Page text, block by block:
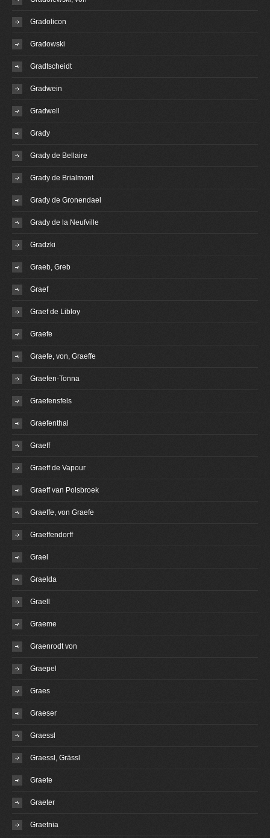
Gradolicon
Gradowski
Gradtscheidt
Gradwein
Gradwell
Grady
Grady de Bellaire
Grady de Brialmont
Grady de Gronendael
Grady de la Neufville
Gradzki
Graeb, Greb
Graef
Graef de Libloy
Graefe
Graefe, von, Graeffe
Graefen-Tonna
Graefensfels
Graefenthal
Graeff
Graeff de Vapour
Graeff van Polsbroek
Graeffe, von Graefe
Graeffendorff
Grael
Graelda
Graell
Graeme
Graenrodt von
Graepel
Graes
Graeser
Graessl
Graessl, Grässl
Graete
Graeter
Graetnia